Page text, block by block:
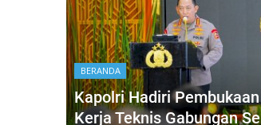
BERANDA
Kapolri Hadiri
Kerja Teknis Gabungan